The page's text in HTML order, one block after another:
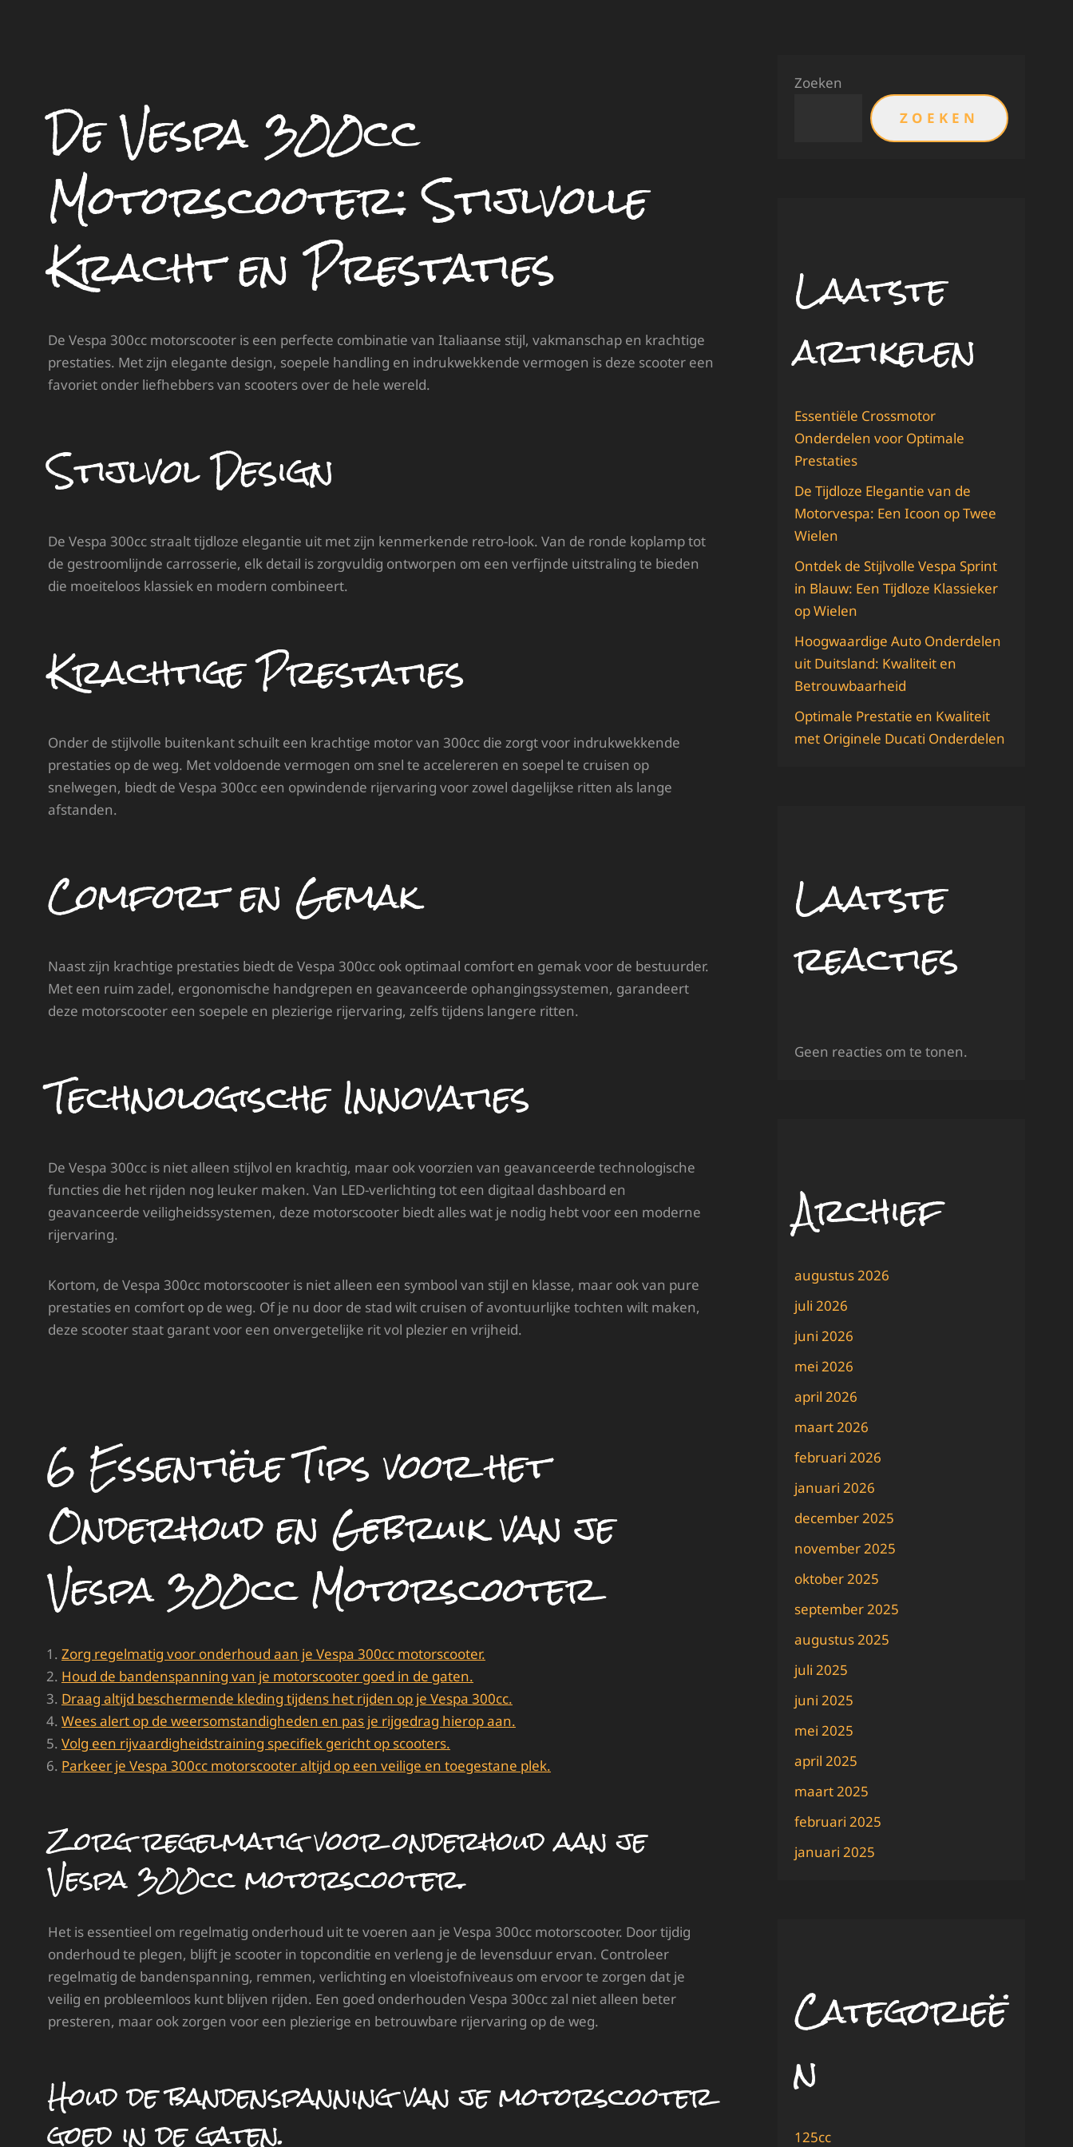
De Vespa 300cc
Motorscooter: Stijlvolle
Kracht en Prestaties
De Vespa 300cc motorscooter is een perfecte combinatie van Italiaanse stijl, vakmanschap en krachtige
prestaties. Met zijn elegante design, soepele handling en indrukwekkende vermogen is deze scooter een
favoriet onder liefhebbers van scooters over de hele wereld.
Stijlvol Design
De Vespa 300cc straalt tijdloze elegantie uit met zijn kenmerkende retro-look. Van de ronde koplamp tot
de gestroomlijnde carrosserie, elk detail is zorgvuldig ontworpen om een ​​verfijnde uitstraling te bieden
die moeiteloos klassiek en modern combineert.
Krachtige Prestaties
Onder de stijlvolle buitenkant schuilt een krachtige motor van 300cc die zorgt voor indrukwekkende
prestaties op de weg. Met voldoende vermogen om snel te accelereren en soepel te cruisen op
snelwegen, biedt de Vespa 300cc een opwindende rijervaring voor zowel dagelijkse ritten als lange
afstanden.
Comfort en Gemak
Naast zijn krachtige prestaties biedt de Vespa 300cc ook optimaal comfort en gemak voor de bestuurder.
Met een ruim zadel, ergonomische handgrepen en geavanceerde ophangingssystemen, garandeert
deze motorscooter een soepele en plezierige rijervaring, zelfs tijdens langere ritten.
Technologische Innovaties
De Vespa 300cc is niet alleen stijlvol en krachtig, maar ook voorzien van geavanceerde technologische
functies die het rijden nog leuker maken. Van LED-verlichting tot een digitaal dashboard en
geavanceerde veiligheidssystemen, deze motorscooter biedt alles wat je nodig hebt voor een moderne
rijervaring.
Kortom, de Vespa 300cc motorscooter is niet alleen een symbool van stijl en klasse, maar ook van pure
prestaties en comfort op de weg. Of je nu door de stad wilt cruisen of avontuurlijke tochten wilt maken,
deze scooter staat garant voor een onvergetelijke rit vol plezier en vrijheid.
6 Essentiële Tips voor het
Onderhoud en Gebruik van je
Vespa 300cc Motorscooter
Zorg regelmatig voor onderhoud aan je Vespa 300cc motorscooter.
Houd de bandenspanning van je motorscooter goed in de gaten.
Draag altijd beschermende kleding tijdens het rijden op je Vespa 300cc.
Wees alert op de weersomstandigheden en pas je rijgedrag hierop aan.
Volg een rijvaardigheidstraining specifiek gericht op scooters.
Parkeer je Vespa 300cc motorscooter altijd op een veilige en toegestane plek.
Zorg regelmatig voor onderhoud aan je
Vespa 300cc motorscooter.
Het is essentieel om regelmatig onderhoud uit te voeren aan je Vespa 300cc motorscooter. Door tijdig
onderhoud te plegen, blijft je scooter in topconditie en verleng je de levensduur ervan. Controleer
regelmatig de bandenspanning, remmen, verlichting en vloeistofniveaus om ervoor te zorgen dat je
veilig en probleemloos kunt blijven rijden. Een goed onderhouden Vespa 300cc zal niet alleen beter
presteren, maar ook zorgen voor een plezierige en betrouwbare rijervaring op de weg.
Houd de bandenspanning van je motorscooter
goed in de gaten.
Zoeken
ZOEKEN
Laatste
artikelen
Essentiële Crossmotor
Onderdelen voor Optimale
Prestaties
De Tijdloze Elegantie van de
Motorvespa: Een Icoon op Twee
Wielen
Ontdek de Stijlvolle Vespa Sprint
in Blauw: Een Tijdloze Klassieker
op Wielen
Hoogwaardige Auto Onderdelen
uit Duitsland: Kwaliteit en
Betrouwbaarheid
Optimale Prestatie en Kwaliteit
met Originele Ducati Onderdelen
Laatste
reacties
Geen reacties om te tonen.
Archief
augustus 2026
juli 2026
juni 2026
mei 2026
april 2026
maart 2026
februari 2026
januari 2026
december 2025
november 2025
oktober 2025
september 2025
augustus 2025
juli 2025
juni 2025
mei 2025
april 2025
maart 2025
februari 2025
januari 2025
Categorieë
n
125cc